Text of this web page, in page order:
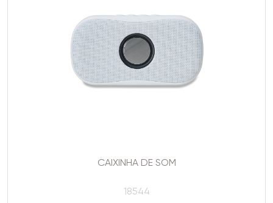
CAIXINHA DE SOM
18544